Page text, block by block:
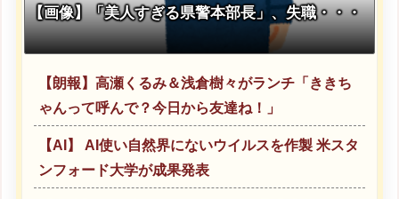
【画像】「美人すぎる県警本部長」、失職・・・
【朗報】高瀬くるみ＆浅倉樹々がランチ「ききち
ゃんって呼んで？今日から友達ね！」
【AI】 AI使い自然界にないウイルスを作製 米スタ
ンフォード大学が成果発表